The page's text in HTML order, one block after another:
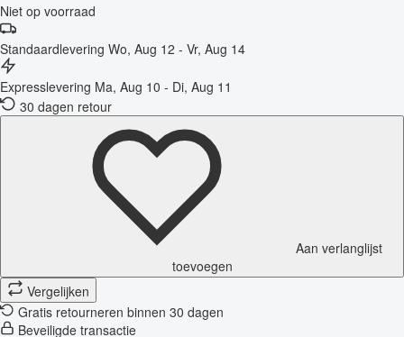
Niet op voorraad
Standaardlevering Wo, Aug 12 - Vr, Aug 14
Expresslevering Ma, Aug 10 - Di, Aug 11
30 dagen retour
Aan verlanglijst
toevoegen
Vergelijken
Gratis retourneren binnen 30 dagen
Beveiligde transactie